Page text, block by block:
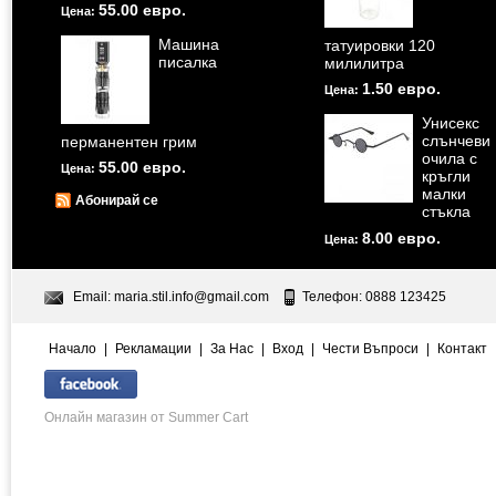
Цена: 55.00 евро.
Машина
писалка
перманентен грим
Цена: 55.00 евро.
Абонирай се
татуировки 120
милилитра
Цена: 1.50 евро.
Унисекс
слънчеви
очила с
кръгли
малки
стъкла
Цена: 8.00 евро.
Email: maria.stil.info@gmail.com Телефон: 0888 123425
Начало | Рекламации | За Нас | Вход | Чести Въпроси | Контакт
Онлайн магазин от Summer Cart